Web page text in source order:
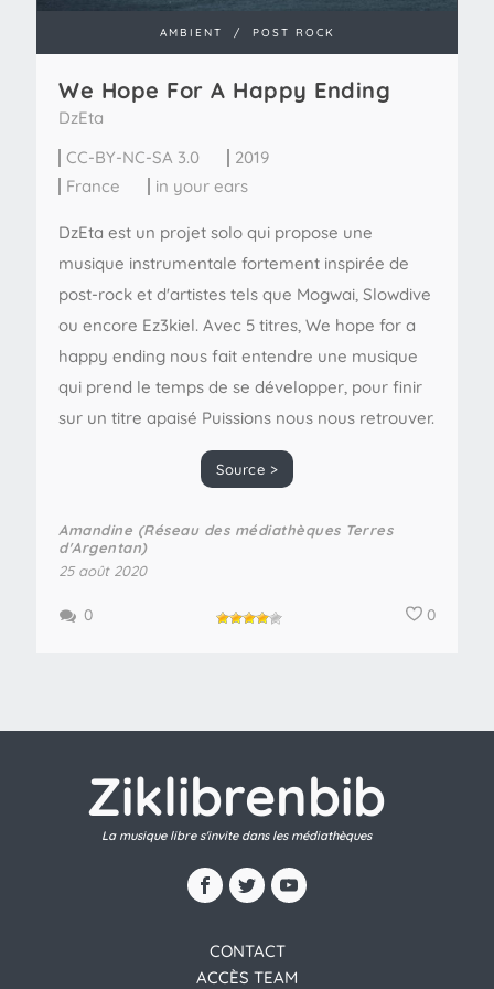
AMBIENT / POST ROCK
We Hope For A Happy Ending
DzEta
CC-BY-NC-SA 3.0
2019
France
in your ears
DzEta est un projet solo qui propose une
musique instrumentale fortement inspirée de
post-rock et d'artistes tels que Mogwai, Slowdive
ou encore Ez3kiel. Avec 5 titres, We hope for a
happy ending nous fait entendre une musique
qui prend le temps de se développer, pour finir
sur un titre apaisé Puissions nous nous retrouver.
Source >
Amandine (Réseau des médiathèques Terres
d'Argentan)
25 août 2020
0
0
Ziklibrenbib
La musique libre s'invite dans les médiathèques
CONTACT
ACCÈS TEAM